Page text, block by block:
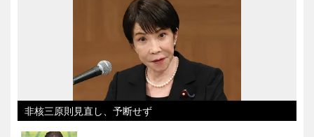
非核三原則見直し、予断せず